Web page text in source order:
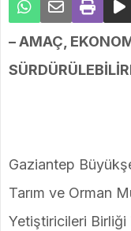
– AMAÇ,
Gaziantep
Tarım ve Orman
Yetiştiricileri Birliği